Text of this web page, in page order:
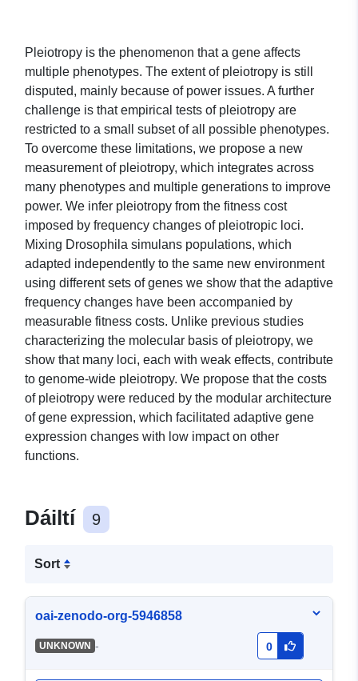
Pleiotropy is the phenomenon that a gene affects
multiple phenotypes. The extent of pleiotropy is still
disputed, mainly because of power issues. A further
challenge is that empirical tests of pleiotropy are
restricted to a small subset of all possible phenotypes.
To overcome these limitations, we propose a new
measurement of pleiotropy, which integrates across
many phenotypes and multiple generations to improve
power. We infer pleiotropy from the fitness cost
imposed by frequency changes of pleiotropic loci.
Mixing Drosophila simulans populations, which
adapted independently to the same new environment
using different sets of genes we show that the adaptive
frequency changes have been accompanied by
measurable fitness costs. Unlike previous studies
characterizing the molecular basis of pleiotropy, we
show that many loci, each with weak effects, contribute
to genome-wide pleiotropy. We propose that the costs
of pleiotropy were reduced by the modular architecture
of gene expression, which facilitated adaptive gene
expression changes with low impact on other
functions.
Dáiltí 9
Sort
oai-zenodo-org-5946858
UNKNOWN - 0